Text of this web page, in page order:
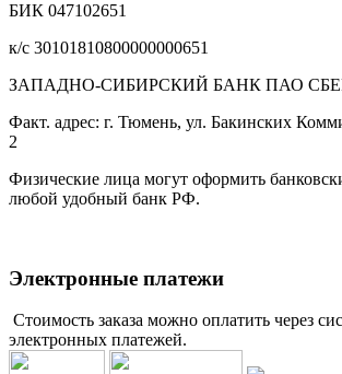
БИК 047102651
к/с 30101810800000000651
ЗАПАДНО-СИБИРСКИЙ БАНК ПАО
Факт. адрес: г. Тюмень, ул. Бакинских
2
Физические лица могут оформить
любой удобный банк РФ.
Электронные платежи
Стоимость заказа можно оплатить через
электронных платежей.